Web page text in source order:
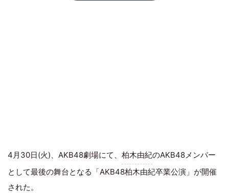
4月30日(火)、AKB48劇場にて、 柏木由紀のAKB48メンバー
として最後の舞台となる「AKB48柏木由紀卒業公演」が開催
された。